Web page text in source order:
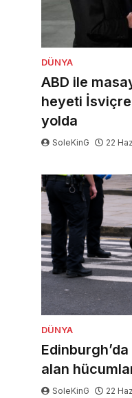
DÜNYA
ABD ile
heyeti
yolda
SoleKinG 22
DÜNYA
alan
SoleKinG 22